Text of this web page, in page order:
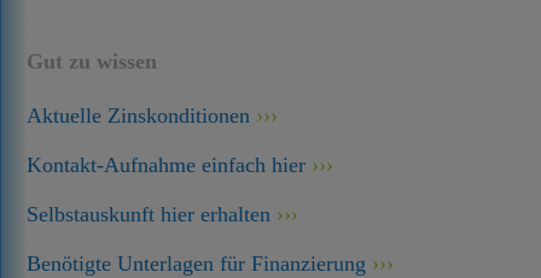
Gut zu wissen
Aktuelle Zinskonditionen
Kontakt-Aufnahme einfach hier
Selbstauskunft hier erhalten
Benötigte Unterlagen für Finanzierung